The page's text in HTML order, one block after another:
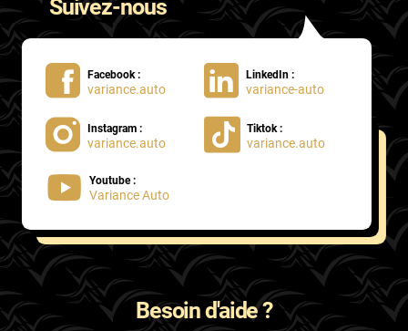
Suivez-nous
Facebook :
variance.auto
LinkedIn :
variance-auto
Instagram :
variance.auto
Tiktok :
variance.auto
Youtube :
Variance Auto
Besoin d'aide ?